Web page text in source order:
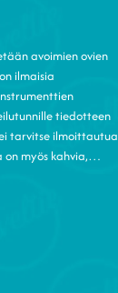
avoimien ovien
ilmaisia
tiedotteen
tarvitse ilmoittautua
myös kahvia,…